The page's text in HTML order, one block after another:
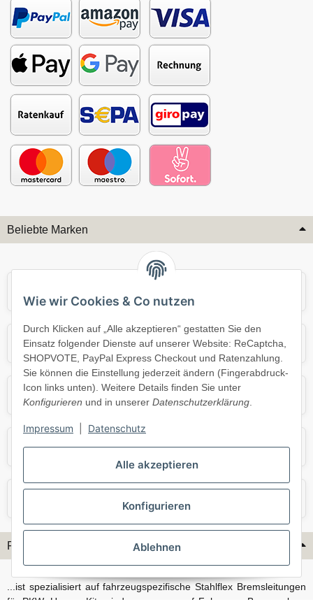
Alle akzeptieren
Konfigurieren
Ablehnen
Wie wir Cookies & Co nutzen
Durch Klicken auf „Alle akzeptieren“ gestatten Sie den
Einsatz folgender Dienste auf unserer Website: ReCaptcha,
SHOPVOTE, PayPal Express Checkout und Ratenzahlung.
Sie können die Einstellung jederzeit ändern (Fingerabdruck-
Icon links unten). Weitere Details finden Sie unter
Konfigurieren und in unserer Datenschutzerklärung.
Impressum Datenschutz
Beliebte Marken
Mercedes Mini
Opel Porsche
Skoda Smart
Flex-Hydraulik...
...ist spezialisiert auf fahrzeugspezifische Stahlflex Bremsleitungen
für PKW. Unsere Kits sind passgenau auf Fahrzeug, Bremsanlage